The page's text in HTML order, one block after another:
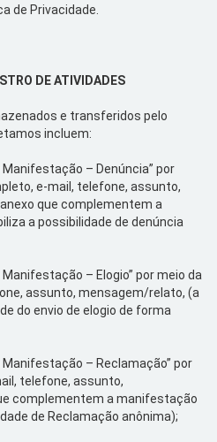
de Privacidade.
DE ATIVIDADES
e transferidos pelo
incluem:
– Denúncia” por
e-mail, telefone, assunto,
que complementem a
a possibilidade de denúncia
– Elogio” por meio da
assunto, mensagem/relato, (a
do envio de elogio de forma
– Reclamação” por
telefone, assunto,
complementem a manifestação
de Reclamação anônima);